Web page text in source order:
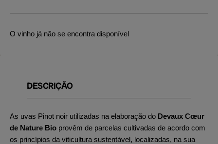
O vinho já não se encontra disponível
DESCRIÇÃO
As uvas Pinot noir utilizadas na elaboração do Devaux Cœur
de Nature Bio provêm de parcelas cultivadas de acordo com
os princípios da viticultura sustentável, localizadas, na sua